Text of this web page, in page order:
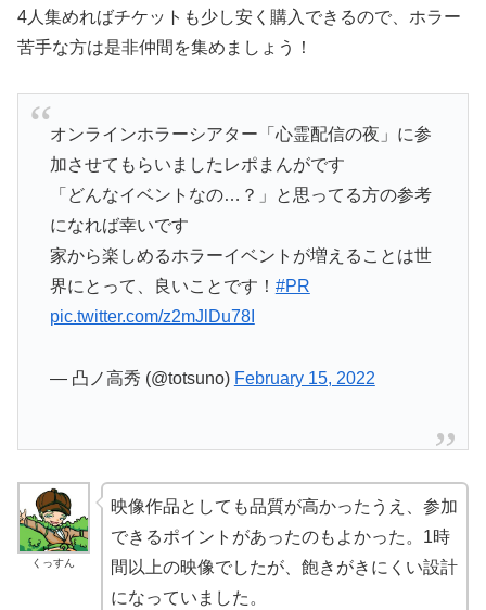
4人集めればチケットも少し安く購入できるので、ホラー
苦手な方は是非仲間を集めましょう！
オンラインホラーシアター「心霊配信の夜」に参
加させてもらいましたレポまんがです
「どんなイベントなの…？」と思ってる方の参考
になれば幸いです
家から楽しめるホラーイベントが増えることは世
界にとって、良いことです！ #PR
pic.twitter.com/z2mJlDu78I
— 凸ノ高秀 (@totsuno) February 15, 2022
くっすん
映像作品としても品質が高かったうえ、参加
できるポイントがあったのもよかった。1時
間以上の映像でしたが、飽きがきにくい設計
になっていました。